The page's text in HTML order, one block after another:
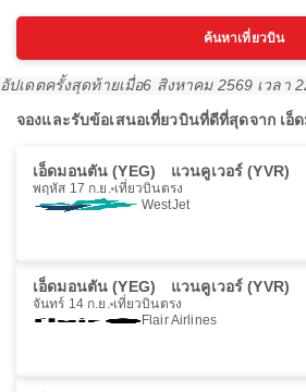
ค้นหาเที่ยวบิน
อัปเดตครั้งสุดท้ายเมื่อ6 สิงหาคม 2569 เวลา
จองและรับข้อเสนอเที่ยวบินที่ดีที่สุดจาก เอ็
เอ็ดมอนตัน (YEG) แวนคูเวอร์ (YVR)
พฤหัส 17 ก.ย. เที่ยวบินตรง
WestJet
เอ็ดมอนตัน (YEG) แวนคูเวอร์ (YVR)
จันทร์ 14 ก.ย. เที่ยวบินตรง
Flair Airlines